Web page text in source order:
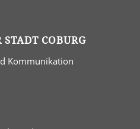
STADT COBURG
Kommunikation